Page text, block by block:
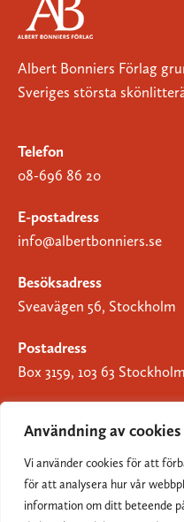
Användning av
Vi använder cookies för att
för att analysera hur vår
information om ditt beteende
Albert Bonniers Förlag
Sveriges största
Telefon
08-696 86 20
E-postadress
info@albertbonniers.se
Besöksadress
Sveavägen 56, Stockholm
Postadress
Box 3159, 103 63 Stockholm
Om